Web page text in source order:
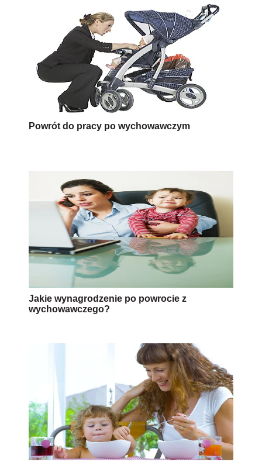
Powrót do pracy po wychowawczym
Jakie wynagrodzenie po powrocie z
wychowawczego?